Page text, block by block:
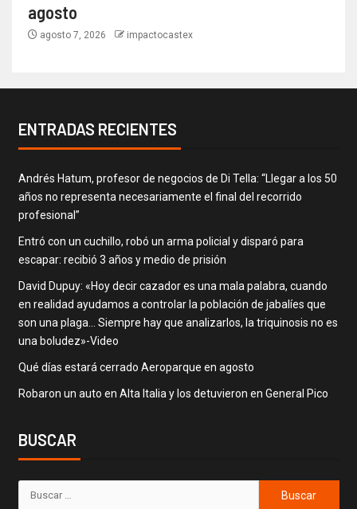
agosto
agosto 7, 2026 impactocastex
ENTRADAS RECIENTES
Andrés Hatum, profesor de negocios de Di Tella: “Llegar a los 50
años no representa necesariamente el final del recorrido
profesional”
Entró con un cuchillo, robó un arma policial y disparó para
escapar: recibió 3 años y medio de prisión
David Dupuy: «Hoy decir cazador es una mala palabra, cuando
en realidad ayudamos a controlar la población de jabalíes que
son una plaga… Siempre hay que analizarlos, la triquinosis no es
una boludez»-Video
Qué días estará cerrado Aeroparque en agosto
Robaron un auto en Alta Italia y los detuvieron en General Pico
BUSCAR